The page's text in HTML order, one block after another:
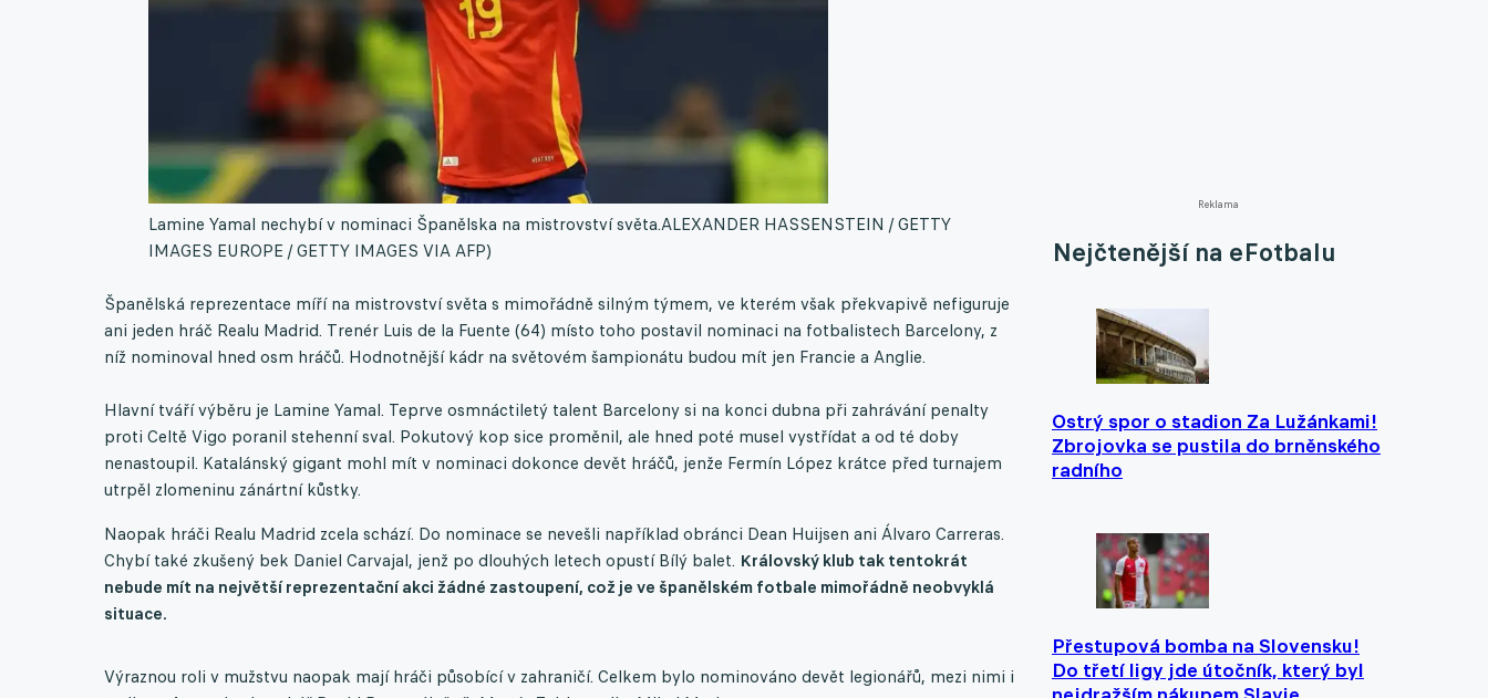
Reklama
Nejčtenější na eFotbalu
Ostrý spor o stadion Za Lužánkami!
Zbrojovka se pustila do brněnského
radního
Přestupová bomba na Slovensku!
Do třetí ligy jde útočník, který byl
Lamine Yamal nechybí v nominaci Španělska na mistrovství světa.ALEXANDER HASSENSTEIN / GETTY
IMAGES EUROPE / GETTY IMAGES VIA AFP)
Španělská reprezentace míří na mistrovství světa s mimořádně silným týmem, ve kterém však překvapivě nefiguruje
ani jeden hráč Realu Madrid. Trenér Luis de la Fuente (64) místo toho postavil nominaci na fotbalistech Barcelony, z
níž nominoval hned osm hráčů. Hodnotnější kádr na světovém šampionátu budou mít jen Francie a Anglie.
Hlavní tváří výběru je Lamine Yamal. Teprve osmnáctiletý talent Barcelony si na konci dubna při zahrávání penalty
proti Celtě Vigo poranil stehenní sval. Pokutový kop sice proměnil, ale hned poté musel vystřídat a od té doby
nenastoupil. Katalánský gigant mohl mít v nominaci dokonce devět hráčů, jenže Fermín López krátce před turnajem
utrpěl zlomeninu zánártní kůstky.
Naopak hráči Realu Madrid zcela schází. Do nominace se nevešli například obránci Dean Huijsen ani Álvaro Carreras.
Chybí také zkušený bek Daniel Carvajal, jenž po dlouhých letech opustí Bílý balet. Královský klub tak tentokrát
nebude mít na největší reprezentační akci žádné zastoupení, což je ve španělském fotbale mimořádně neobvyklá
situace.
Výraznou roli v mužstvu naopak mají hráči působící v zahraničí. Celkem bylo nominováno devět legionářů, mezi nimi i